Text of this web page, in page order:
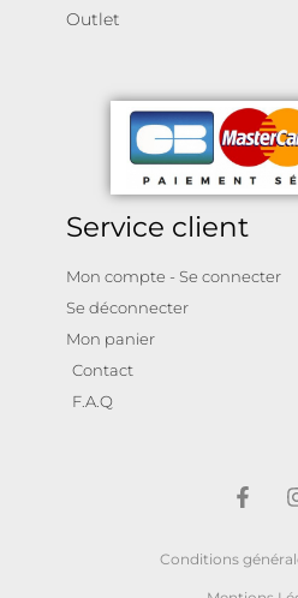
Outlet
Service client
Mon compte - Se connecter
Se déconnecter
Mon panier
Contact
F.A.Q
Conditions